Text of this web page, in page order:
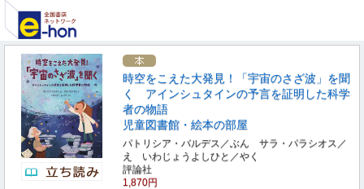
時空をこえた大発見！「宇宙のさざ波」を聞
く アインシュタインの予言を証明した科学
者の物語
児童図書館・絵本の部屋
パトリシア・バルデス／ぶん サラ・パラシオス／
え いわじょうよしひと／やく
評論社
1,870円